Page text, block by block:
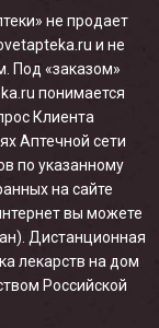
не продает
и не
Под «заказом»
понимается
Клиента
Аптечной сети
по указанному
на сайте
вы можете
Дистанционная
лекарств на дом
Российской